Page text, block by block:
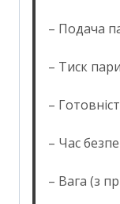
– Подача
– Тиск
–
– Час
– Вага (з